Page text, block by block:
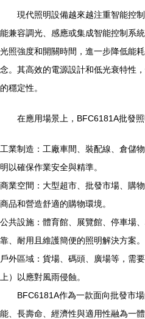
現代照明設備越來越注重智能控
能兼容調光、感應或集成智能控制系
光照強度和開關時間，進一步降低能
念。其高效的電源設計和低光衰特性
的穩定性。
在應用場景上，BFC6181A批發
工業制造：工廠車間、裝配線、倉儲
明以確保作業安全與精準。
商業空間：大型超市、批發市場、購
商品和營造舒適的購物環境。
公共設施：體育館、展覽館、停車場
靠、耐用且維護簡便的照明解決方案。
戶外區域：貨場、碼頭、廣場等，需
上）以應對風雨侵蝕。
BFC6181A作為一款面向批發市
能、長壽命、經濟性與適用性融為一